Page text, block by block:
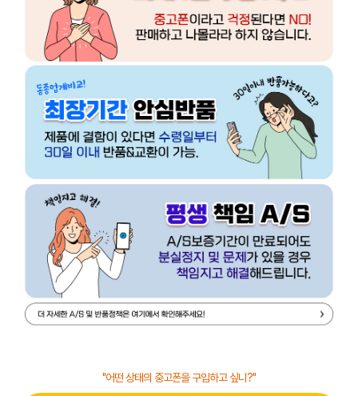
"어떤 상태의 중고폰을 구입하고 싶니?"